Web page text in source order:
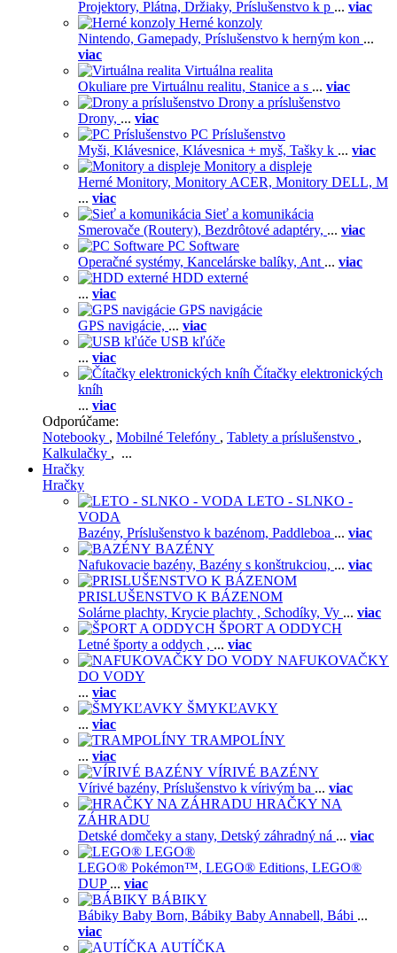
Projektory, Plátna, Držiaky, Príslušenstvo k p ... viac
Herné konzoly
Nintendo, Gamepady, Príslušenstvo k herným kon ...
viac
Virtuálna realita
Okuliare pre Virtuálnu realitu, Stanice a s ... viac
Drony a príslušenstvo
Drony, ... viac
PC Príslušenstvo
Myši, Klávesnice, Klávesnica + myš, Tašky k ... viac
Monitory a displeje
Herné Monitory, Monitory ACER, Monitory DELL, M
... viac
Sieť a komunikácia
Smerovače (Routery), Bezdrôtové adaptéry, ... viac
PC Software
Operačné systémy, Kancelárske balíky, Ant ... viac
HDD externé
... viac
GPS navigácie
GPS navigácie, ... viac
USB kľúče
... viac
Čítačky elektronických
kníh
... viac
Odporúčame:
Notebooky , Mobilné Telefóny , Tablety a príslušenstvo ,
Kalkulačky , ...
Hračky
Hračky
LETO - SLNKO -
VODA
Bazény, Príslušenstvo k bazénom, Paddleboa ... viac
BAZÉNY
Nafukovacie bazény, Bazény s konštrukciou, ... viac
PRISLUŠENSTVO K BÁZENOM
Solárne plachty, Krycie plachty , Schodíky, Vy ... viac
ŠPORT A ODDYCH
Letné športy a oddych , ... viac
NAFUKOVAČKY
DO VODY
... viac
ŠMYKĽAVKY
... viac
TRAMPOLÍNY
... viac
VÍRIVÉ BAZÉNY
Vírivé bazény, Príslušenstvo k vírivým ba ... viac
HRAČKY NA
ZÁHRADU
Detské domčeky a stany, Detský záhradný ná ... viac
LEGO®
LEGO® Pokémon™, LEGO® Editions, LEGO®
DUP ... viac
BÁBIKY
Bábiky Baby Born, Bábiky Baby Annabell, Bábi ...
viac
AUTÍČKA